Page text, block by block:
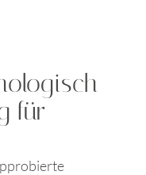
für